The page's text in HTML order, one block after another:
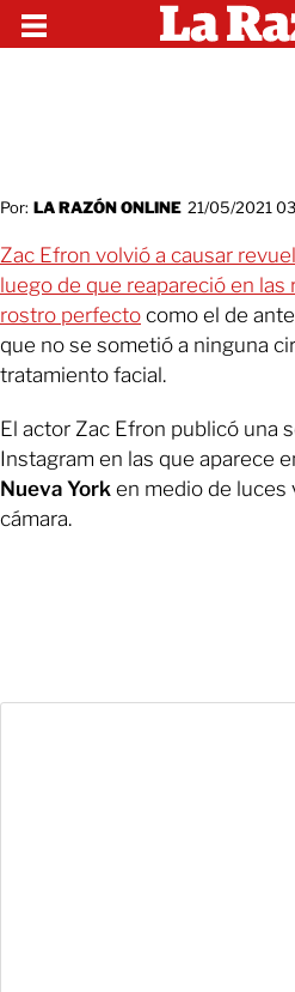
Por: LA RAZÓN ONLINE 21/05/2021
Zac Efron volvió a causar
luego de que reapareció en las
rostro perfecto como el de
que no se sometió a ninguna
tratamiento facial.
El actor Zac Efron publicó una
Instagram en las que aparece
Nueva York en medio de luces
cámara.